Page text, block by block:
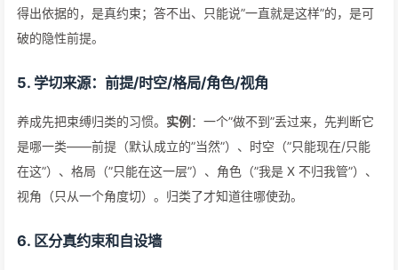
得出依据的，是真约束；答不出、只能说”一直就是这样”的，是可
破的隐性前提。
5. 学切来源：前提/时空/格局/角色/视角
养成先把束缚归类的习惯。 实例 ：一个”做不到”丢过来，先判断它
是哪一类——前提（默认成立的”当然”）、时空（”只能现在/只能
在这”）、格局（”只能在这一层”）、角色（”我是 X 不归我管”）、
视角（只从一个角度切）。归类了才知道往哪使劲。
6. 区分真约束和自设墙